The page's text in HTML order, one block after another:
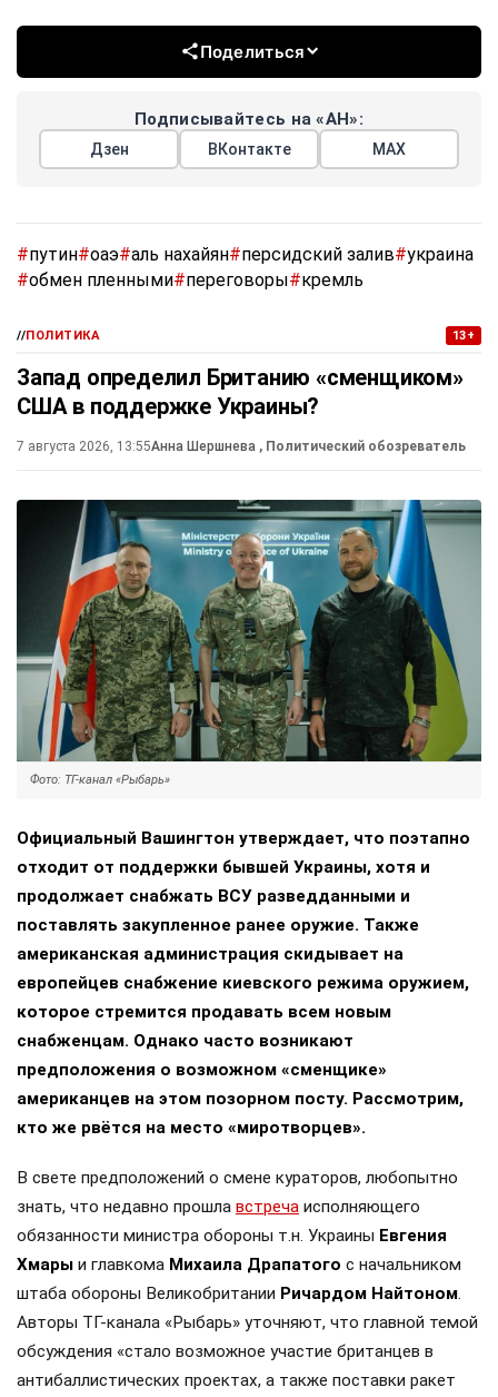
Поделиться
Подписывайтесь на «АН»:
Дзен ВКонтакте МАХ
#путин#оаэ#аль нахайян#персидский залив#украина
#обмен пленными#переговоры#кремль
//ПОЛИТИКА 13+
Запад определил Британию «сменщиком»
США в поддержке Украины?
7 августа 2026, 13:55Анна Шершнева , Политический обозреватель
Фото: ТГ-канал «Рыбарь»
Официальный Вашингтон утверждает, что поэтапно
отходит от поддержки бывшей Украины, хотя и
продолжает снабжать ВСУ разведданными и
поставлять закупленное ранее оружие. Также
американская администрация скидывает на
европейцев снабжение киевского режима оружием,
которое стремится продавать всем новым
снабженцам. Однако часто возникают
предположения о возможном «сменщике»
американцев на этом позорном посту. Рассмотрим,
кто же рвётся на место «миротворцев».
В свете предположений о смене кураторов, любопытно
знать, что недавно прошла встреча исполняющего
обязанности министра обороны т.н. Украины Евгения
Хмары и главкома Михаила Драпатого с начальником
штаба обороны Великобритании Ричардом Найтоном
Авторы ТГ-канала «Рыбарь» уточняют, что главной темой
обсуждения «стало возможное участие британцев в
антибаллистических проектах, а также поставки ракет